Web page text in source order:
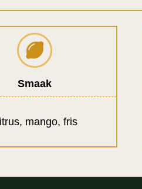
Smaak
mango, fris